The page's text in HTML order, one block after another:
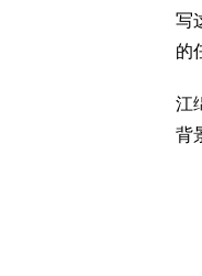
写
的
江
背